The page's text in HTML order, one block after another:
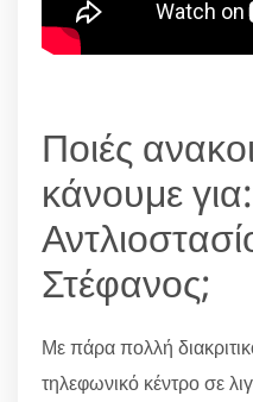
Ποιές
κάνουμε
Στέφανος;
Με πάρα πολλή
τηλεφωνικό κέντρο σε